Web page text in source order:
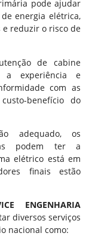
pode ajudar
energia elétrica,
reduzir o risco de
de cabine
a experiência e
com as
benefício do
adequado, os
podem ter a
elétrico está em
finais estão
ENGENHARIA
diversos serviços
nacional como: